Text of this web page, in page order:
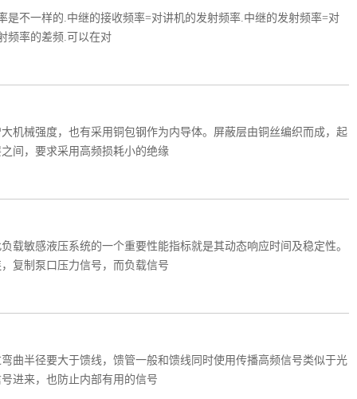
不一样的.中继的接收频率=对讲机的发射频率.中继的发射频率=对
频率的差频.可以在对
机械强度，也有采用铜包钢作为内导体。屏蔽层由铜丝编织而成，起
间，要求采用高频损耗小的绝缘
敏感液压系统的一个重要性能指标就是其动态响应时间及稳定性。
复制泵口压力信号，而负载信号
曲半径要大于馈线，馈管一般和馈线同时使用传播高频信号类似于光
进来，也防止内部有用的信号